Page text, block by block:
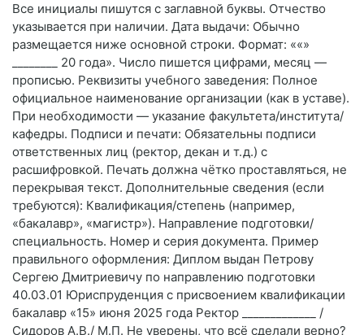
Все инициалы пишутся с заглавной буквы. Отчество
указывается при наличии. Дата выдачи: Обычно
размещается ниже основной строки. Формат: ««»
________ 20 года». Число пишется цифрами, месяц —
прописью. Реквизиты учебного заведения: Полное
официальное наименование организации (как в уставе).
При необходимости — указание факультета/института/
кафедры. Подписи и печати: Обязательны подписи
ответственных лиц (ректор, декан и т. д.) с
расшифровкой. Печать должна чётко проставляться, не
перекрывая текст. Дополнительные сведения (если
требуются): Квалификация/степень (например,
«бакалавр», «магистр»). Направление подготовки/
специальность. Номер и серия документа. Пример
правильного оформления: Диплом выдан Петрову
Сергею Дмитриевичу по направлению подготовки
40.03.01 Юриспруденция с присвоением квалификации
бакалавр «15» июня 2025 года Ректор _____________ /
Сидоров А.В./ М.П. Не уверены, что всё сделали верно?